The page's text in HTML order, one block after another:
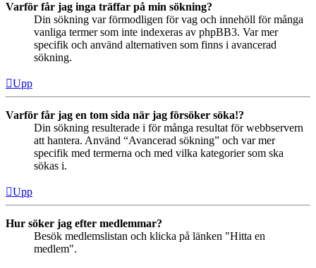
Varför får jag inga träffar på min sökning?
Din sökning var förmodligen för vag och innehöll för många
vanliga termer som inte indexeras av phpBB3. Var mer
specifik och använd alternativen som finns i avancerad
sökning.
Upp
Varför får jag en tom sida när jag försöker söka!?
Din sökning resulterade i för många resultat för webbservern
att hantera. Använd “Avancerad sökning” och var mer
specifik med termerna och med vilka kategorier som ska
sökas i.
Upp
Hur söker jag efter medlemmar?
Besök medlemslistan och klicka på länken "Hitta en
medlem".